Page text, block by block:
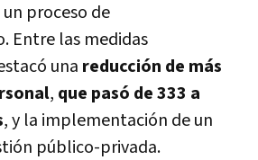
proceso de
Entre las medidas
una reducción de más
, que pasó de 333 a
, y la implementación de un
público-privada.